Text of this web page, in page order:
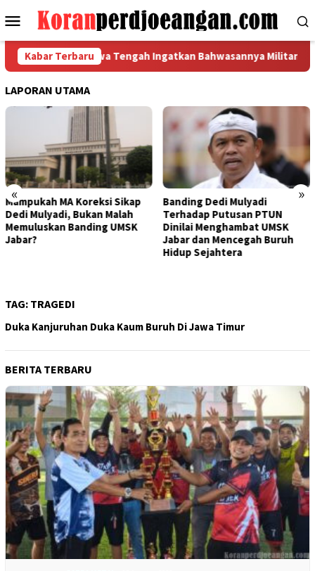
ke
Menu
Mobile
Kabar Terbaru
DPW FSPMI Jawa Tengah Ingatkan Bahwasannya Militansi
LAPORAN UTAMA
« »
Sikap
Banding Dedi Mulyadi
Terhadap Putusan PTUN
Dinilai Menghambat UMSK
Jabar dan Mencegah Buruh
Bapak Aing
Banding, MA Tak
Mengubur Putusan
UMSK Jawa Barat
TAG: TRAGEDI
Duka Kanjuruhan Duka Kaum Buruh Di Jawa Timur
BERITA TERBARU